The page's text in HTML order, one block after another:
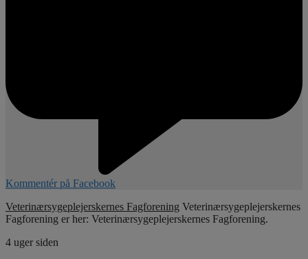
Kommentér på Facebook
Veterinærsygeplejerskernes Fagforening Veterinærsygeplejerskernes
Fagforening er her: Veterinærsygeplejerskernes Fagforening.
4 uger siden